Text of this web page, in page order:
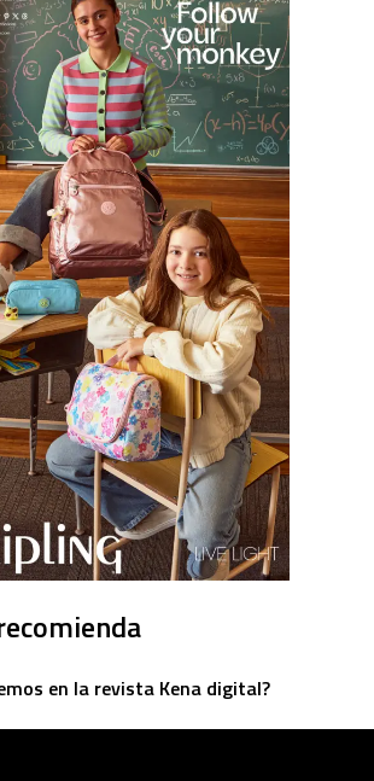
en la revista Kena digital?